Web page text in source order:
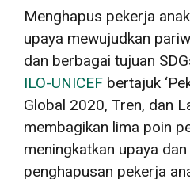
Menghapus pekerja
upaya mewujudkan
dan berbagai tujuan
ILO-UNICEF bertajuk
Global 2020, Tren, dan
membagikan lima poin
meningkatkan upaya
penghapusan pekerja